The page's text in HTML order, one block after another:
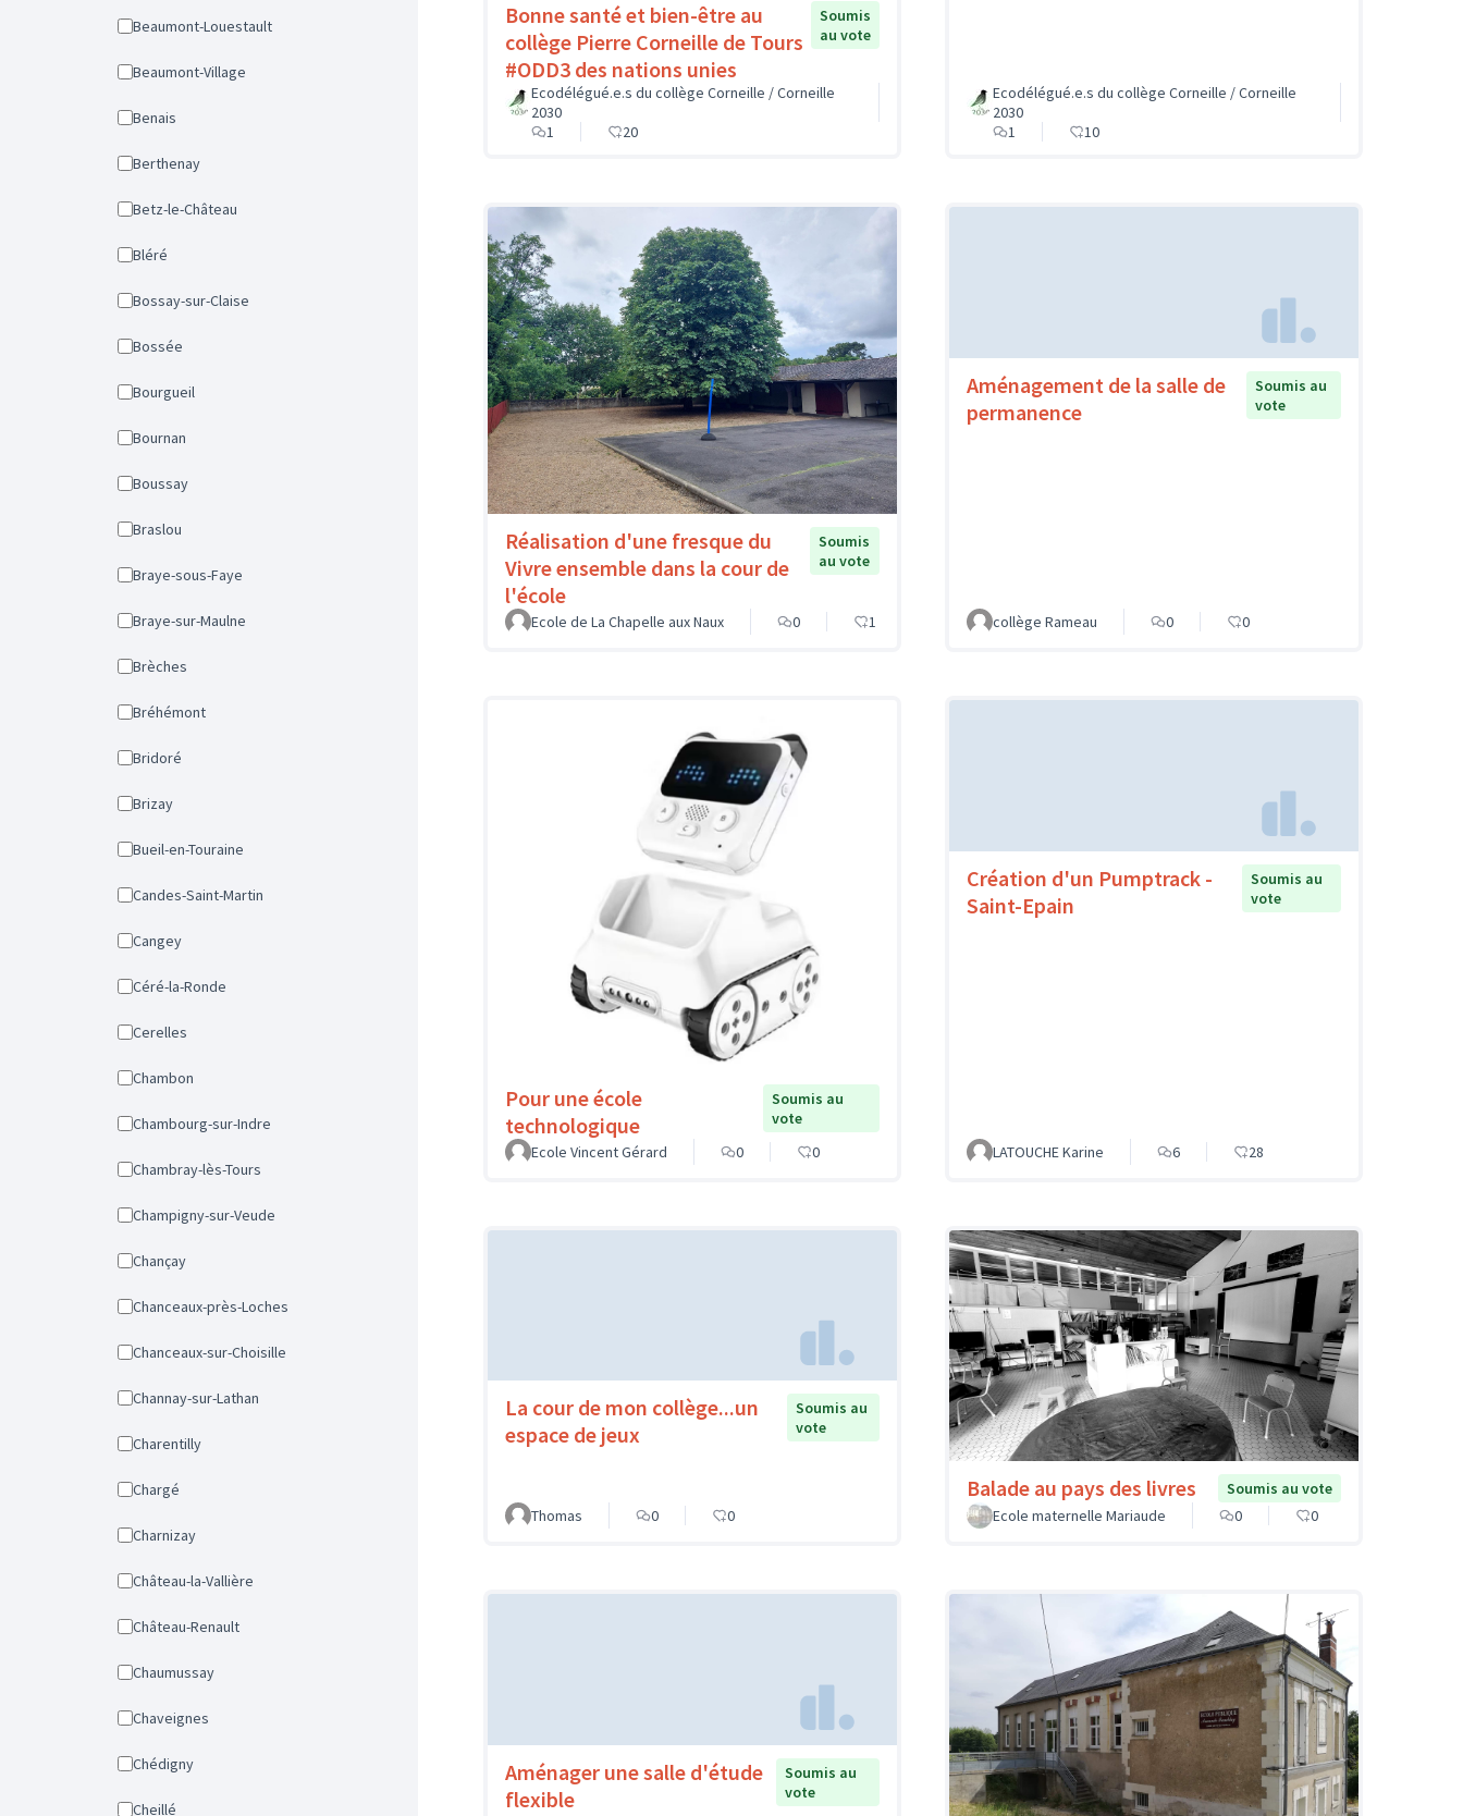
Beaumont-Louestault
Beaumont-Village
Benais
Berthenay
Betz-le-Château
Bléré
Bossay-sur-Claise
Bossée
Bourgueil
Bournan
Boussay
Braslou
Braye-sous-Faye
Braye-sur-Maulne
Brèches
Bréhémont
Bridoré
Brizay
Bueil-en-Touraine
Candes-Saint-Martin
Cangey
Céré-la-Ronde
Cerelles
Chambon
Chambourg-sur-Indre
Chambray-lès-Tours
Champigny-sur-Veude
Chançay
Chanceaux-près-Loches
Chanceaux-sur-Choisille
Channay-sur-Lathan
Charentilly
Chargé
Charnizay
Château-la-Vallière
Château-Renault
Chaumussay
Chaveignes
Chédigny
Cheillé
Bonne santé et bien-être au
collège Pierre Corneille de Tours
#ODD3 des nations unies
Soumis
au vote
Ecodélégué.e.s du collège Corneille / Corneille
2030
1
20
Ecodélégué.e.s du collège Corneille / Corneille
2030
1
10
Réalisation d'une fresque du
Vivre ensemble dans la cour de
l'école
Soumis
au vote
Ecole de La Chapelle aux Naux 0 1
Aménagement de la salle de
permanence
Soumis au
vote
collège Rameau 0 0
Pour une école
technologique
Soumis au
vote
Ecole Vincent Gérard
0 0
Création d'un Pumptrack -
Saint-Epain
Soumis au
vote
LATOUCHE Karine 6 28
La cour de mon collège...un
espace de jeux
Soumis au
vote
Thomas 0 0
Balade au pays des livres
Soumis au vote
Ecole maternelle Mariaude
0 0
Aménager une salle d'étude
flexible
Soumis au
vote